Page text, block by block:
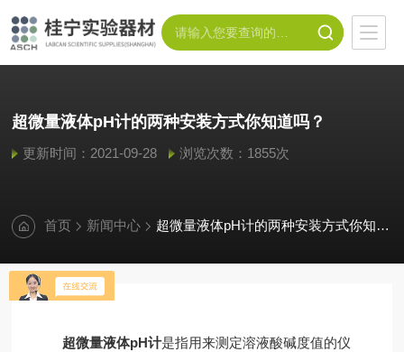
超微量液体pH计的两种安装方式你知道吗？
更新时间：2021-09-28 浏览次数：1855次
首页 新闻中心 超微量液体pH计的两种安装方式你知道吗？
超微量液体pH计是指用来测定溶液酸碱度值的仪